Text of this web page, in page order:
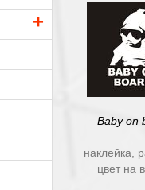
Baby on
наклейка,
цвет на
+